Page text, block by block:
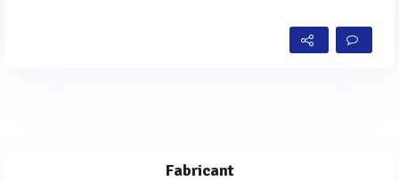
Fabricant